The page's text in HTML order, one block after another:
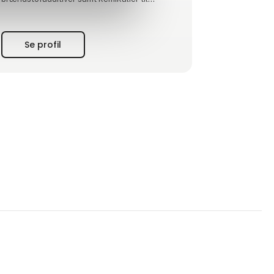
rentabilitet.
Se profil